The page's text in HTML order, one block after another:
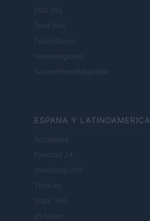
ESG 365
Food Wiki
FuturoDonna
HomeMagazine
SecondHomeMagazine
ESPANA Y LATINOAMERICA
Actualidad
Finanzas 24
Investindo 365
Think.es
Viajar 365
ES Newz